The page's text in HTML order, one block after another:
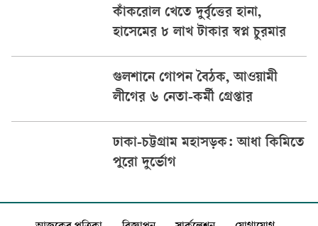
কাঁকরোল খেতে দুর্বৃত্তের হানা,
হাসেমের ৮ লাখ টাকার স্বপ্ন চুরমার
গুলশানে গোপন বৈঠক, আওয়ামী
লীগের ৬ নেতা-কর্মী গ্রেপ্তার
ঢাকা-চট্টগ্রাম মহাসড়ক: আধা কিমিতে
পুরো দুর্ভোগ